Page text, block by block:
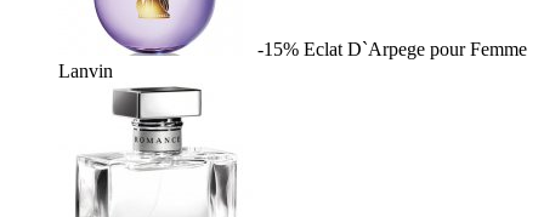
-15% Eclat D`Arpege pour Femme
Lanvin